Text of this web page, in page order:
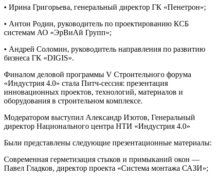
• Ирина Григорьева, генеральный директор ГК «Пенетрон»;
• Антон Родин, руководитель по проектированию КСБ
системам АО «ЭрВиАй Групп»;
• Андрей Соломин, руководитель направления по развитию
бизнеса ГК «DIGIS».
Финалом деловой программы V Строительного форума
«Индустрия 4.0» стала Питч-сессия: презентация
инновационных проектов, технологий, материалов и
оборудования в строительном комплексе.
Модератором выступил Александр Изотов, Генеральный
директор Национального центра НТИ «Индустрия 4.0»
Были представлены следующие презентационные материалы:
Современная герметизация стыков и примыканий окон —
Павел Гладков, директор проекта «Система монтажа САЗИ»;